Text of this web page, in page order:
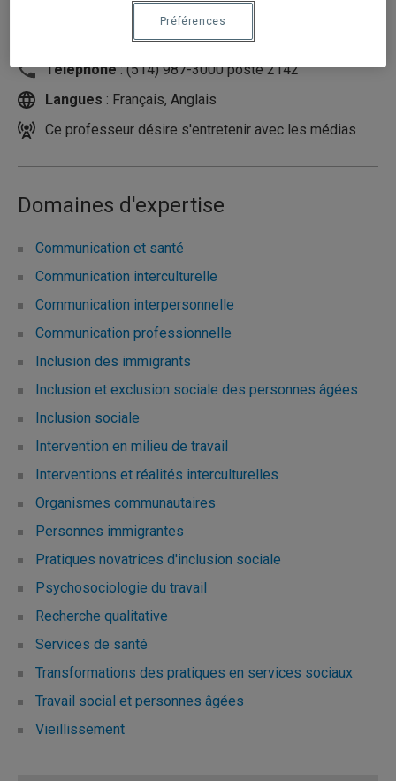
laquerre.marie-emmanuelle@uqam.ca
Téléphone: (514) 987-3000 poste 2142
Langues : Français, Anglais
Ce professeur désire s'entretenir avec les médias
Domaines d'expertise
Communication et santé
Communication interculturelle
Communication interpersonnelle
Communication professionnelle
Inclusion des immigrants
Inclusion et exclusion sociale des personnes âgées
Inclusion sociale
Intervention en milieu de travail
Interventions et réalités interculturelles
Organismes communautaires
Personnes immigrantes
Pratiques novatrices d'inclusion sociale
Psychosociologie du travail
Recherche qualitative
Services de santé
Transformations des pratiques en services sociaux
Travail social et personnes âgées
Vieillissement
Préférences